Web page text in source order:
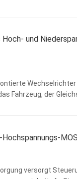
Hoch- und
Fahrzeug, der
versorgt